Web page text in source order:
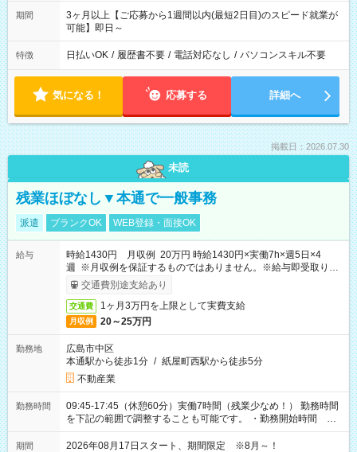
期間
3ヶ月以上【ご応募から1週間以内(最短2日目)のスピード就業が
可能】即日～
特徴 日払いOK / 履歴書不要 / 電話対応なし / パソコンスキル不要
気になる！ 応募する 詳細へ
掲載日：2026.07.30
未読
残業ほぼなし▼本通で一般事務
派遣 ブランクOK WEB登録・面接OK
給与
時給1430円 月収例 20万円 時給1430円×実働7h×週5日×4
週 ※月収例を保証するものではありません。※給与即受取りサ
ービス利用可（利用条件有）
交通費別途支給あり
交通費 1ヶ月3万円を上限として実費支給
月収例 20～25万円
勤務地
広島市中区
本通駅から徒歩1分 / 紙屋町西駅から徒歩5分
不動産業
勤務時間
09:45-17:45（休憩60分）実働7時間（残業少なめ！） 勤務時間
を下記の範囲で調整することも可能です。 ・勤務開始時間
09:45～12:30 ・勤務終了時間 15:45～18:30 ・実働 05:00～
07:45
期間 2026年08月17日スタート、期間限定 ※8月～！